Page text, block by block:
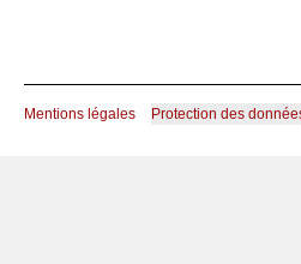
Mentions légales Protection des